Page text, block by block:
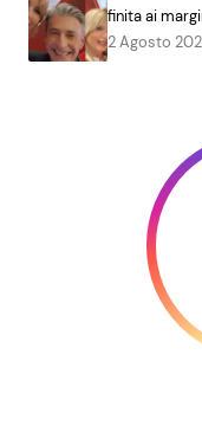
finita ai
2 Agosto